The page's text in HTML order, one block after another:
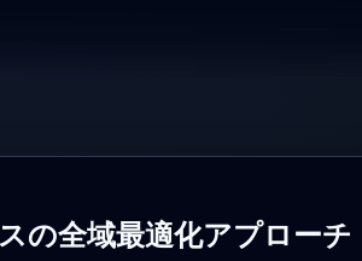
の全域最適化アプローチ